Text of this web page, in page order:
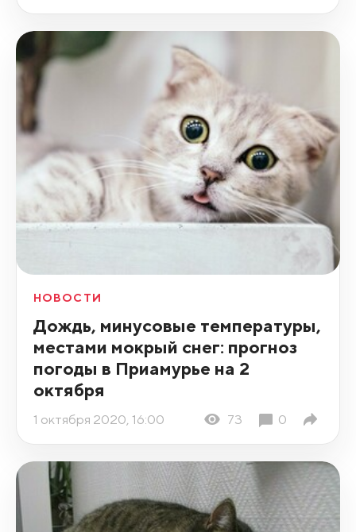
НОВОСТИ
Дождь, минусовые температуры,
местами мокрый снег: прогноз
погоды в Приамурье на 2
октября
1 октября 2020, 16:00 73 0